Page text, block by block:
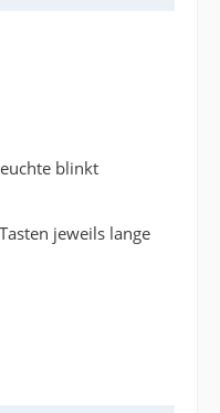
blinkt
jeweils lange